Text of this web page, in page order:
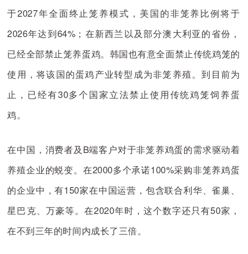
于2027年全面终止笼养模式，美国的非笼养比例将于
2026年达到64%；在新西兰以及部分澳大利亚的省份，
已经全部禁止笼养蛋鸡。韩国也有意全面禁止传统鸡笼的
使用，将该国的蛋鸡产业转型成为非笼养殖。到目前为
止，已经有30多个国家立法禁止使用传统鸡笼饲养蛋
鸡。
在中国，消费者及B端客户对于非笼养鸡蛋的需求驱动着
养殖企业的蜕变。在2000多个承诺100%采购非笼养鸡蛋
的企业中，有150家在中国运营，包含联合利华、雀巢、
星巴克、万豪等。在2020年时，这个数字还只有50家，
在不到三年的时间内成长了三倍。